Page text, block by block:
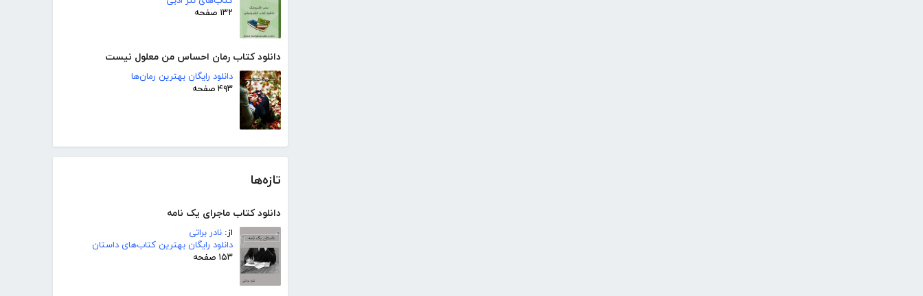
۱۳۲ صفحه
دانلود کتاب رمان احساس من معلول نیست
دانلود رایگان بهترین رمان‌ها
۴۹۳ صفحه
تازه‌ها
دانلود کتاب ماجرای یک نامه
از: نادر براتی
دانلود رایگان بهترین کتاب‌های داستان
۱۵۳ صفحه